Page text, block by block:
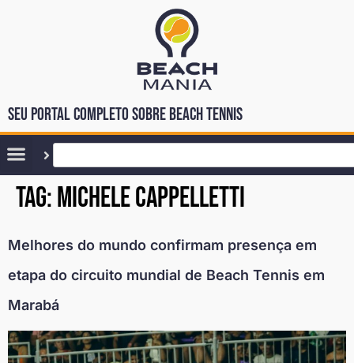
Seu portal completo sobre Beach Tennis
Tag:michele cappelletti
Melhores do mundo confirmam presença em
etapa do circuito mundial de Beach Tennis em
Marabá